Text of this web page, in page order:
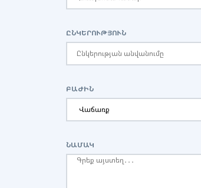
ԸՆԿԵՐՈՒԹՅՈՒՆ
ԲԱԺԻՆ
ՆԱՄԱԿ